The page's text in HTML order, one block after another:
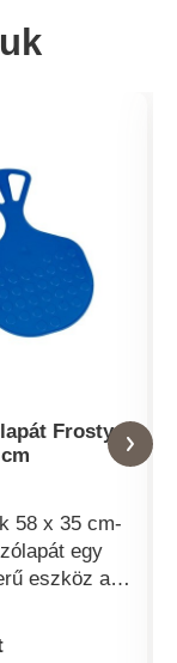
Frosty
58 x 35 cm-
egy
eszköz a
a